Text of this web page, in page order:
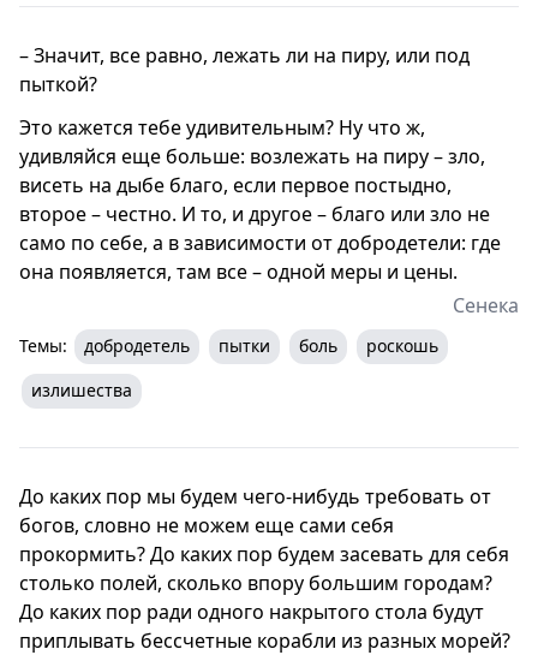
– Значит, все равно, лежать ли на пиру, или под
пыткой?
Это кажется тебе удивительным? Ну что ж,
удивляйся еще больше: возлежать на пиру – зло,
висеть на дыбе благо, если первое постыдно,
второе – честно. И то, и другое – благо или зло не
само по себе, а в зависимости от добродетели: где
она появляется, там все – одной меры и цены.
Сенека
Темы: добродетель пытки боль
роскошь
излишества
До каких пор мы будем чего-нибудь требовать от
богов, словно не можем еще сами себя
прокормить? До каких пор будем засевать для себя
столько полей, сколько впору большим городам?
До каких пор ради одного накрытого стола будут
приплывать бессчетные корабли из разных морей?